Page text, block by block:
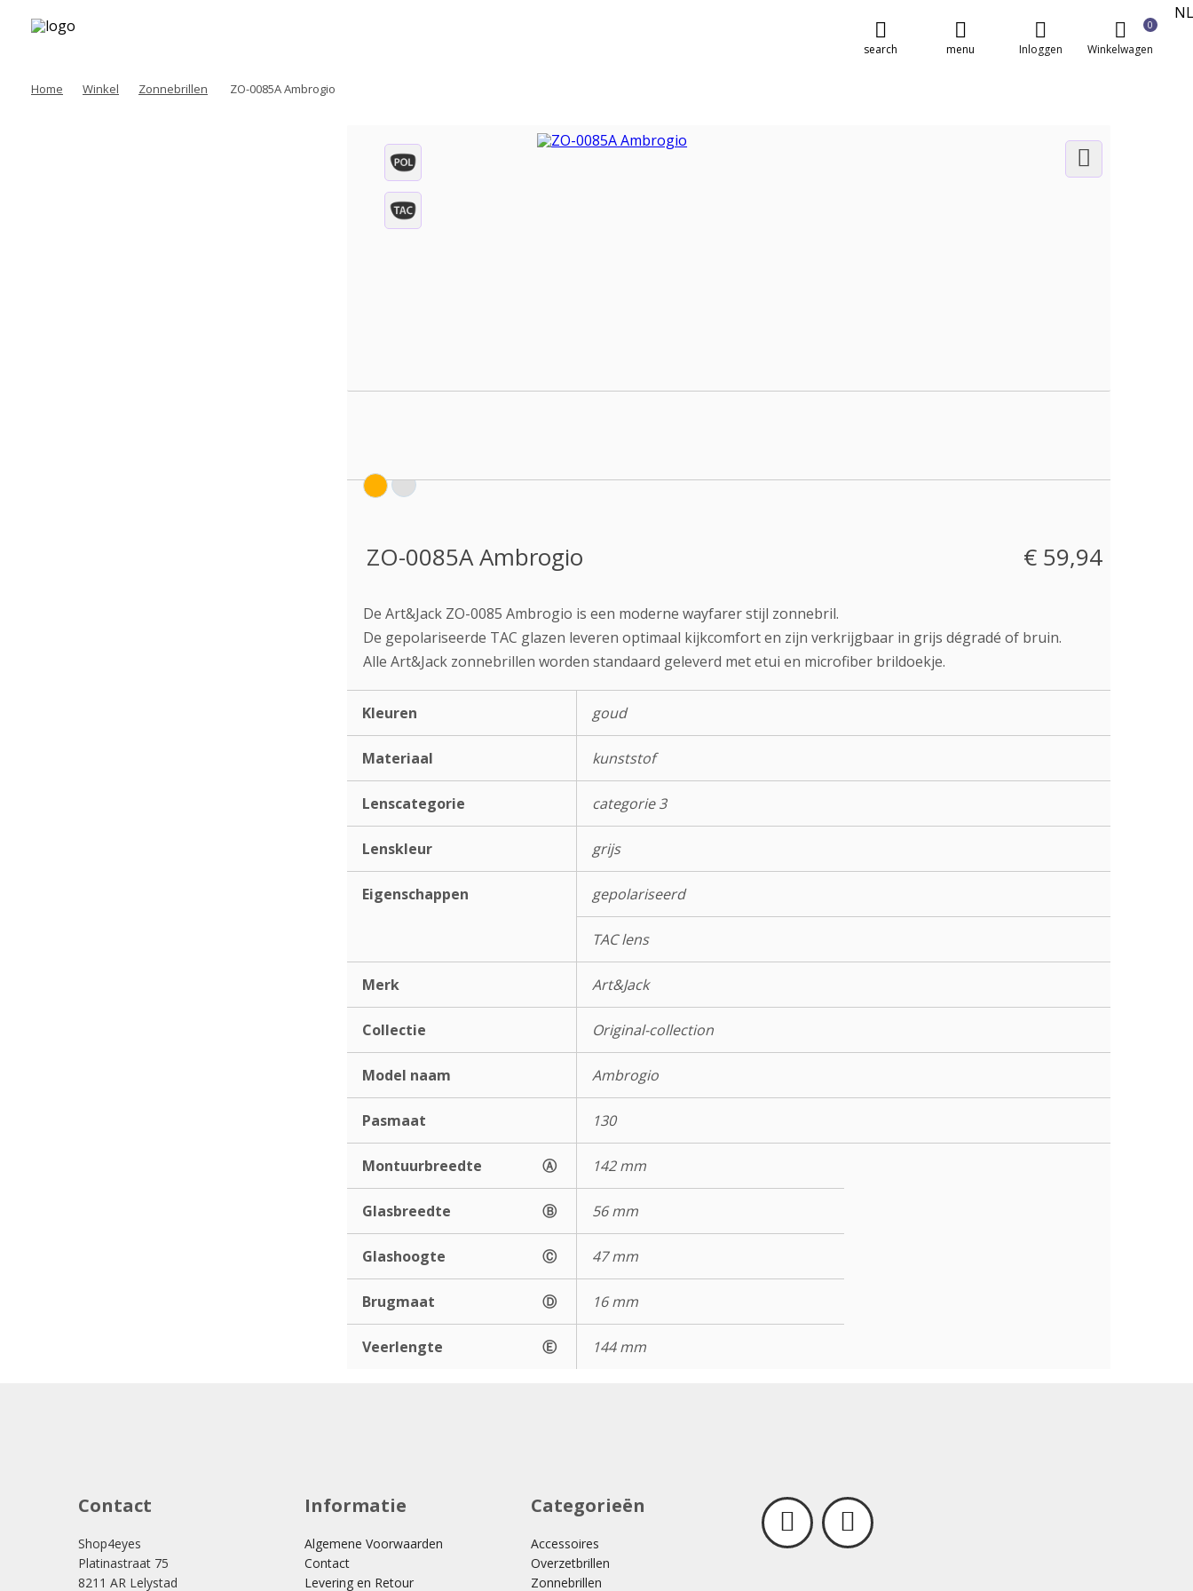
NL
0
Winkelwagen
Inloggen
menu
search
Home Winkel Zonnebrillen ZO-0085A Ambrogio
ZO-0085A Ambrogio € 59,94
De Art&Jack ZO-0085 Ambrogio is een moderne wayfarer stijl zonnebril.
De gepolariseerde TAC glazen leveren optimaal kijkcomfort en zijn verkrijgbaar in grijs dégradé of bruin.
Alle Art&Jack zonnebrillen worden standaard geleverd met etui en microfiber brildoekje.
Kleuren goud
Materiaal kunststof
Lenscategorie categorie 3
Lenskleur grijs
Eigenschappen gepolariseerd
TAC lens
Merk Art&Jack
Collectie Original-collection
Model naam Ambrogio
Pasmaat 130
Montuurbreedte Ⓐ 142 mm
Glasbreedte Ⓑ 56 mm
Glashoogte Ⓒ 47 mm
Brugmaat Ⓓ 16 mm
Veerlengte Ⓔ 144 mm
Contact
Shop4eyes
Platinastraat 75
8211 AR Lelystad
Informatie
Algemene Voorwaarden
Contact
Levering en Retour
Categorieën
Accessoires
Overzetbrillen
Zonnebrillen